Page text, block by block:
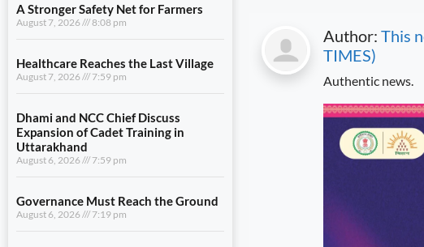
A Stronger Safety Net for Farmers
August 7, 2026 8:08 pm
Healthcare Reaches the Last Village
August 7, 2026 7:59 pm
Dhami and NCC Chief Discuss
Expansion of Cadet Training in
Uttarakhand
August 6, 2026 7:59 pm
Governance Must Reach the Ground
August 6, 2026 7:19 pm
Author: This
TIMES)
Authentic news.